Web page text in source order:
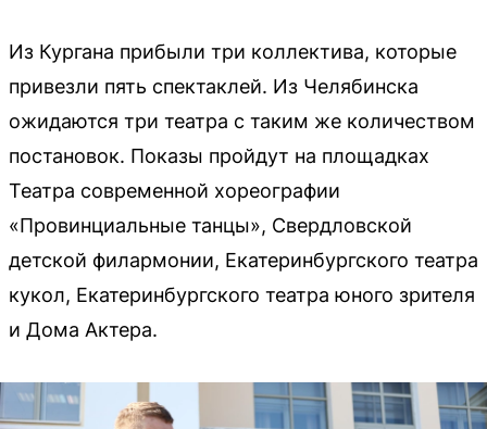
Из Кургана прибыли три коллектива, которые
привезли пять спектаклей. Из Челябинска
ожидаются три театра с таким же количеством
постановок. Показы пройдут на площадках
Театра современной хореографии
«Провинциальные танцы», Свердловской
детской филармонии, Екатеринбургского театра
кукол, Екатеринбургского театра юного зрителя
и Дома Актера.